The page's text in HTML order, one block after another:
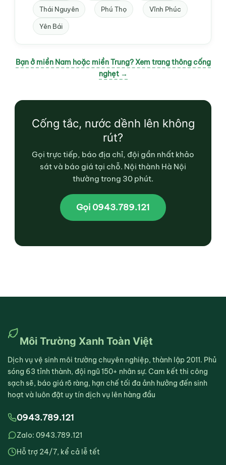
Thái Nguyên Phú Thọ Vĩnh Phúc
Yên Bái
Bạn ở miền Nam hoặc miền Trung? Xem trang thông cống
nghẹt →
Cống tắc, nước dềnh lên không
rút?
Gọi trực tiếp, báo địa chỉ, đội gần nhất khảo
sát và báo giá tại chỗ. Nội thành Hà Nội
thường trong 30 phút.
Gọi 0943.789.121
Môi Trường Xanh Toàn Việt
Dịch vụ vệ sinh môi trường chuyên nghiệp, thành lập 2011. Phủ
sóng 63 tỉnh thành, đội ngũ 150+ nhân sự. Cam kết thi công
sạch sẽ, báo giá rõ ràng, hạn chế tối đa ảnh hưởng đến sinh
hoạt và luôn đặt uy tín dịch vụ lên hàng đầu
0943.789.121
Zalo: 0943.789.121
Hỗ trợ 24/7, kể cả lễ tết